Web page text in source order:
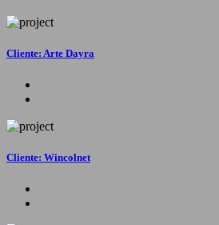
Cliente: Arte Dayra
Cliente: Wincolnet